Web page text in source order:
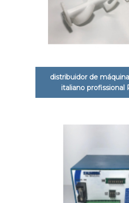
distribuidor de
italiano profissional